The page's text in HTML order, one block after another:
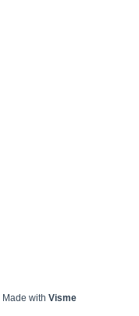
Made with Visme